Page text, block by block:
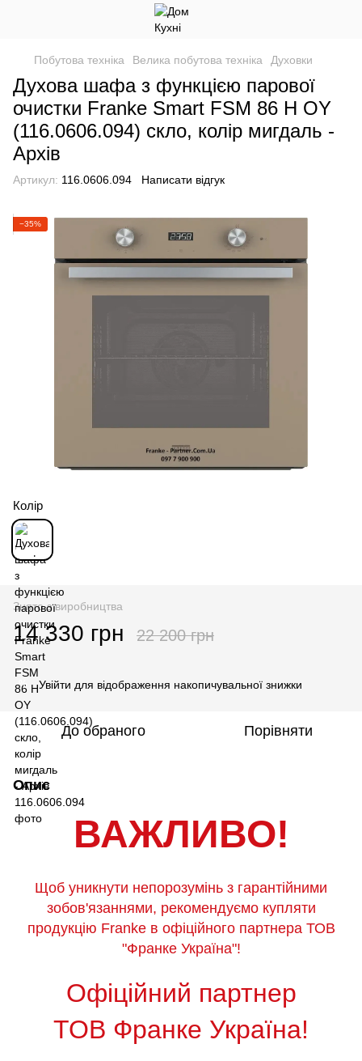
Побутова техніка Велика побутова техніка Духовки
Духова шафа з функцією парової
очистки Franke Smart FSM 86 H OY
(116.0606.094) скло, колір мигдаль -
Архів
Артикул: 116.0606.094 Написати відгук
−35%
Колір
Знято з виробництва
14 330 грн 22 200 грн
% Увійти для відображення накопичувальної знижки
До обраного Порівняти
Опис
ВАЖЛИВО!
Щоб уникнути непорозумінь з гарантійними
зобов'язаннями, рекомендуємо купляти
продукцію Franke в офіційного партнера ТОВ
"Франке Україна"!
Офіційний партнер
ТОВ Франке Україна!